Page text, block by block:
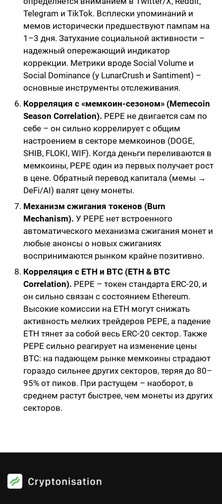
Telegram и TikTok. Всплески упоминаний и
мемов исторически предшествуют пампам на
1–3 дня. Затухание социальной активности –
надежный опережающий индикатор
коррекции. Метрики вроде Social Volume и
Social Dominance (у LunarCrush и Santiment) –
основные инструменты отслеживания.
Корреляция с «мемкоин-сезоном» (Memecoin
Season Correlation). PEPE не двигается сам по
себе – он сильно коррелирует с общим
настроением в секторе мемкоинов (DOGE,
SHIB, FLOKI, WIF). Когда деньги переливаются в
мемкоины, PEPE один из первых получает рост
в цене. Обратный перевод капитала (мемы →
DeFi/AI) валят цену монеты.
Механизм сжигания токенов (Burn
Mechanism). У PEPE нет встроенного
автоматического механизма сжигания монет и
любые анонсы о новых сжиганиях
воспринимаются рынком крайне позитивно.
Корреляция с ETH и BTC (ETH & BTC
Correlation). PEPE – токен стандарта ERC-20, и
он сильно связан с состоянием Ethereum.
Высокие комиссии на ETH могут снижать
активность мелких трейдеров PEPE, а падение
ETH тянет за собой весь ERC-20 сектор. Также
PEPE сильно реагирует на изменение цены
BTC: на падающем рынке мемкоины страдают
гораздо сильнее других секторов, теряя до 80–
95% от пиков. При растущем – наоборот, в
среднем растут быстрее, чем монеты из других
секторов.